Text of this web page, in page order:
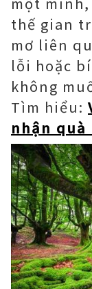
thế gian
mơ liên
lỗi hoặc
không
Tìm hiểu:
nhận